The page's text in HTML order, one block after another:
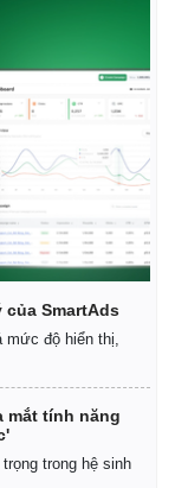
SmartAds
độ hiển thị,
mắt tính năng
trong hệ sinh